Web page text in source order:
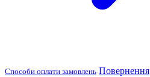
Способи оплати замовлень Повернення